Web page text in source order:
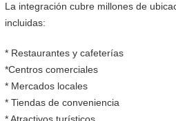
La integración cubre millones de
incluidas:
* Restaurantes y cafeterías
*Centros comerciales
* Mercados locales
* Tiendas de conveniencia